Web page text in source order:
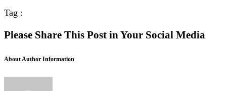
Tag :
Please Share This Post in Your Social Media
About Author Information